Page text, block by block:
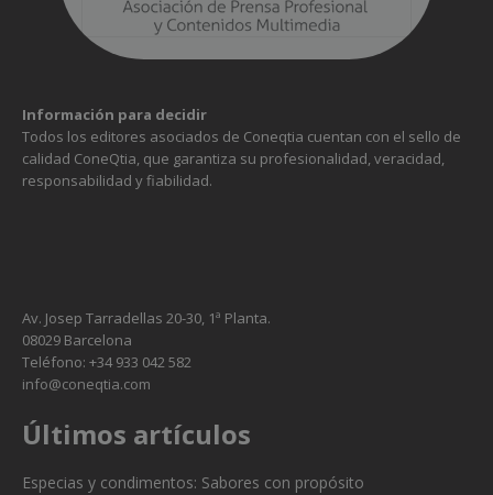
Información para decidir
Todos los editores asociados de Coneqtia cuentan con el sello de
calidad ConeQtia, que garantiza su profesionalidad, veracidad,
responsabilidad y fiabilidad.
Av. Josep Tarradellas 20-30, 1ª Planta.
08029 Barcelona
Teléfono: +34 933 042 582
info@coneqtia.com
Últimos artículos
Especias y condimentos: Sabores con propósito